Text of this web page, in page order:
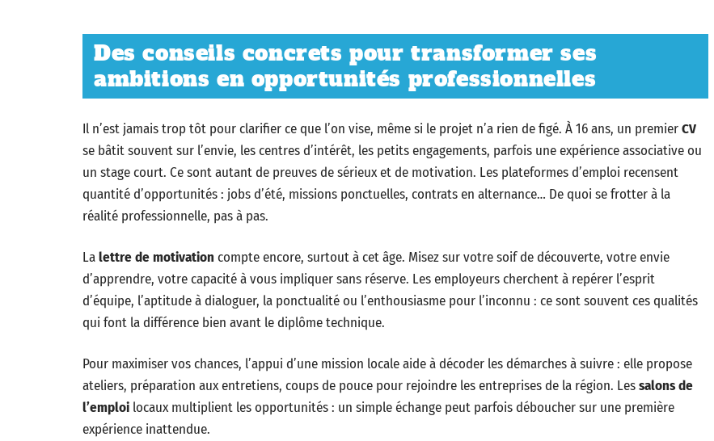
Des conseils concrets pour transformer ses
ambitions en opportunités professionnelles
Il n’est jamais trop tôt pour clarifier ce que l’on vise, même si le projet n’a rien de figé. À 16 ans, un premierCV
se bâtit souvent sur l’envie, les centres d’intérêt, les petits engagements, parfois une expérience associative ou
un stage court. Ce sont autant de preuves de sérieux et de motivation. Les plateformes d’emploi recensent
quantité d’opportunités : jobs d’été, missions ponctuelles, contrats en alternance… De quoi se frotter à la
réalité professionnelle, pas à pas.
Lalettre de motivation compte encore, surtout à cet âge. Misez sur votre soif de découverte, votre envie
d’apprendre, votre capacité à vous impliquer sans réserve. Les employeurs cherchent à repérer l’esprit
d’équipe, l’aptitude à dialoguer, la ponctualité ou l’enthousiasme pour l’inconnu : ce sont souvent ces qualités
qui font la différence bien avant le diplôme technique.
Pour maximiser vos chances, l’appui d’une mission locale aide à décoder les démarches à suivre : elle propose
ateliers, préparation aux entretiens, coups de pouce pour rejoindre les entreprises de la région. Lessalons de
l’emploi locaux multiplient les opportunités : un simple échange peut parfois déboucher sur une première
expérience inattendue.